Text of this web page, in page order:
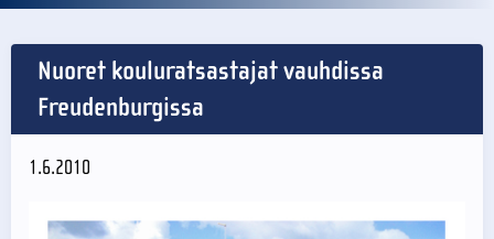
Nuoret kouluratsastajat vauhdissa
Freudenburgissa
1.6.2010